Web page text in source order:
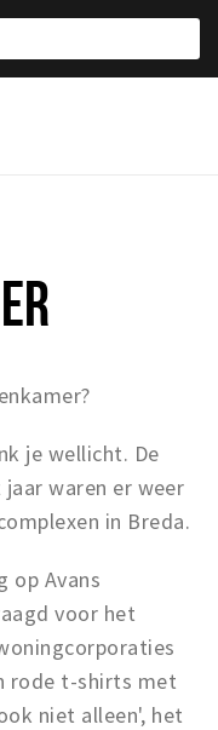
je wellicht. De
waren er weer
in Breda.
op Avans
voor het
rode t-shirts met
niet alleen', het